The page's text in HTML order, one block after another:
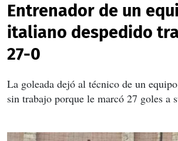
Entrenador de un
italiano despedido
27-0
La goleada dejó al técnico de un
sin trabajo porque le marcó 27 goles a